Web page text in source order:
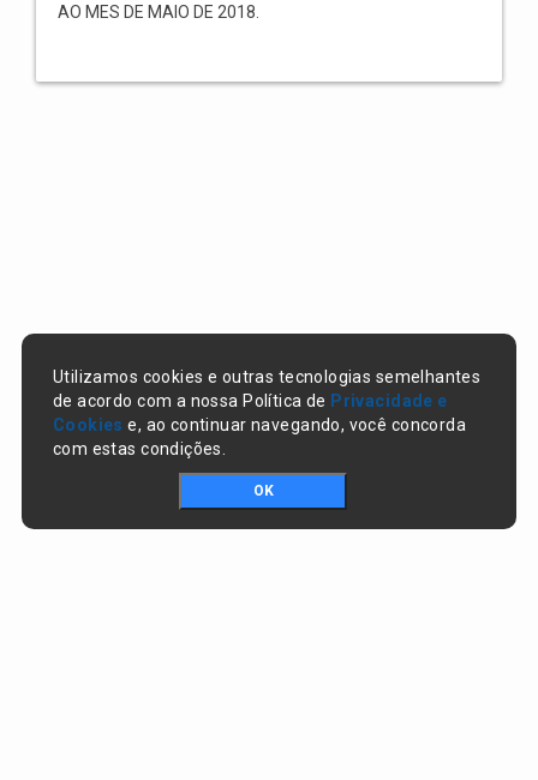
AO MES DE MAIO DE 2018.
Utilizamos cookies e outras tecnologias semelhantes
de acordo com a nossa Política de Privacidade e
Cookies e, ao continuar navegando, você concorda
com estas condições.
OK